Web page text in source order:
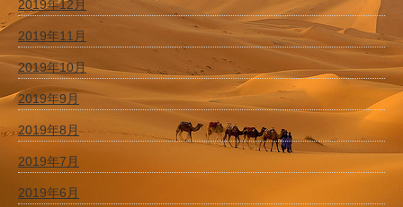
2019年12月
2019年11月
2019年10月
2019年9月
2019年8月
2019年7月
2019年6月